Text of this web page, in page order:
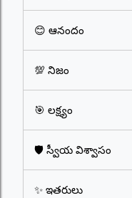
😊 ఆనందం
💯 నిజం
🎯 లక్ష్యం
🛡️ స్వీయ విశ్వాసం
✨ ఇతరులు